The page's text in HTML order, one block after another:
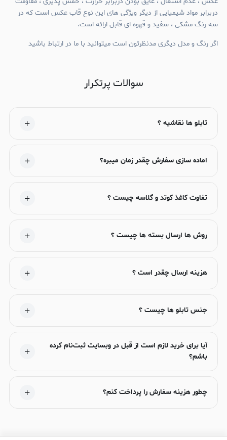
دربرابر مواد شیمیایی از دیگر ویژگی های این نوع قاب عکس است که در
سه رنگ مشکی ، سفید و قهوه ای قابل ارائه است.
اگر رنگ و مدل دیگری مدنظرتون است میتوانید با ما در ارتباط باشید
سوالات پرتکرار
تابلو ها نقاشیه ؟
اماده سازی سفارش چقدر زمان میبره؟
تفاوت کاغذ کوتد و گلاسه چیست ؟
روش ها ارسال بسته ها چیست ؟
هزینه ارسال چقدر است ؟
جنس تابلو ها چیست ؟
آیا برای خرید لازم است از قبل در وبسایت ثبت‌نام کرده
باشم؟
چطور هزینه سفارش را پرداخت کنم؟